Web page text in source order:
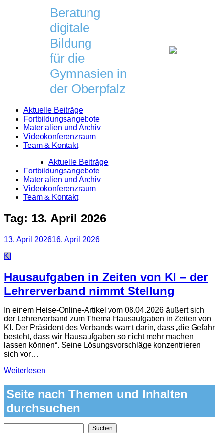
Beratung
digitale
Bildung
für die
Gymnasien in
der Oberpfalz
Aktuelle Beiträge
Fortbildungsangebote
Materialien und Archiv
Videokonferenzraum
Team & Kontakt
Aktuelle Beiträge
Fortbildungsangebote
Materialien und Archiv
Videokonferenzraum
Team & Kontakt
Tag: 13. April 2026
13. April 202616. April 2026
Categories
KI
Hausaufgaben in Zeiten von KI – der
Lehrerverband nimmt Stellung
In einem Heise-Online-Artikel vom 08.04.2026 äußert sich
der Lehrerverband zum Thema Hausaufgaben in Zeiten von
KI. Der Präsident des Verbands warnt darin, dass „die Gefahr
besteht, dass wir Hausaufgaben so nicht mehr machen
lassen können“. Seine Lösungsvorschläge konzentrieren
sich vor…
Weiterlesen
Seite nach Themen und Inhalten
durchsuchen
Nach Themen und Inhalten auf der Seite suchen
Suchen